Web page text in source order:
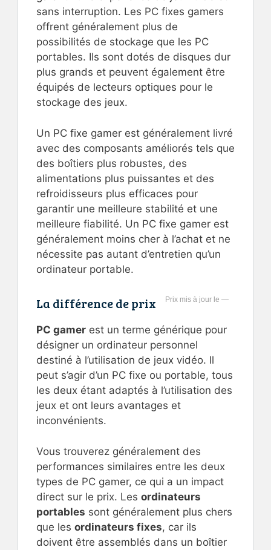
sans interruption. Les PC fixes gamers
offrent généralement plus de
possibilités de stockage que les PC
portables. Ils sont dotés de disques dur
plus grands et peuvent également être
équipés de lecteurs optiques pour le
stockage des jeux.
Un PC fixe gamer est généralement livré
avec des composants améliorés tels que
des boîtiers plus robustes, des
alimentations plus puissantes et des
refroidisseurs plus efficaces pour
garantir une meilleure stabilité et une
meilleure fiabilité. Un PC fixe gamer est
généralement moins cher à l’achat et ne
nécessite pas autant d’entretien qu’un
ordinateur portable.
—
La différence de prix
PC gamer est un terme générique pour
désigner un ordinateur personnel
destiné à l’utilisation de jeux vidéo. Il
peut s’agir d’un PC fixe ou portable, tous
les deux étant adaptés à l’utilisation des
jeux et ont leurs avantages et
inconvénients.
Vous trouverez généralement des
performances similaires entre les deux
types de PC gamer, ce qui a un impact
direct sur le prix. Les ordinateurs
portables sont généralement plus chers
que les ordinateurs fixes, car ils
doivent être assemblés dans un boîtier